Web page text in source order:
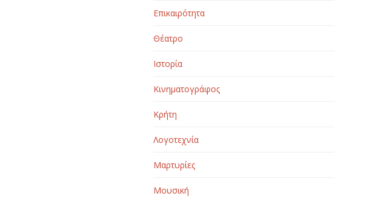
Επικαιρότητα
Θέατρο
Ιστορία
Κινηματογράφος
Κρήτη
Λογοτεχνία
Μαρτυρίες
Μουσική